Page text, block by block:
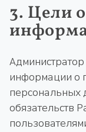
3. Цели
Администратор
информации о
персональных
обязательств